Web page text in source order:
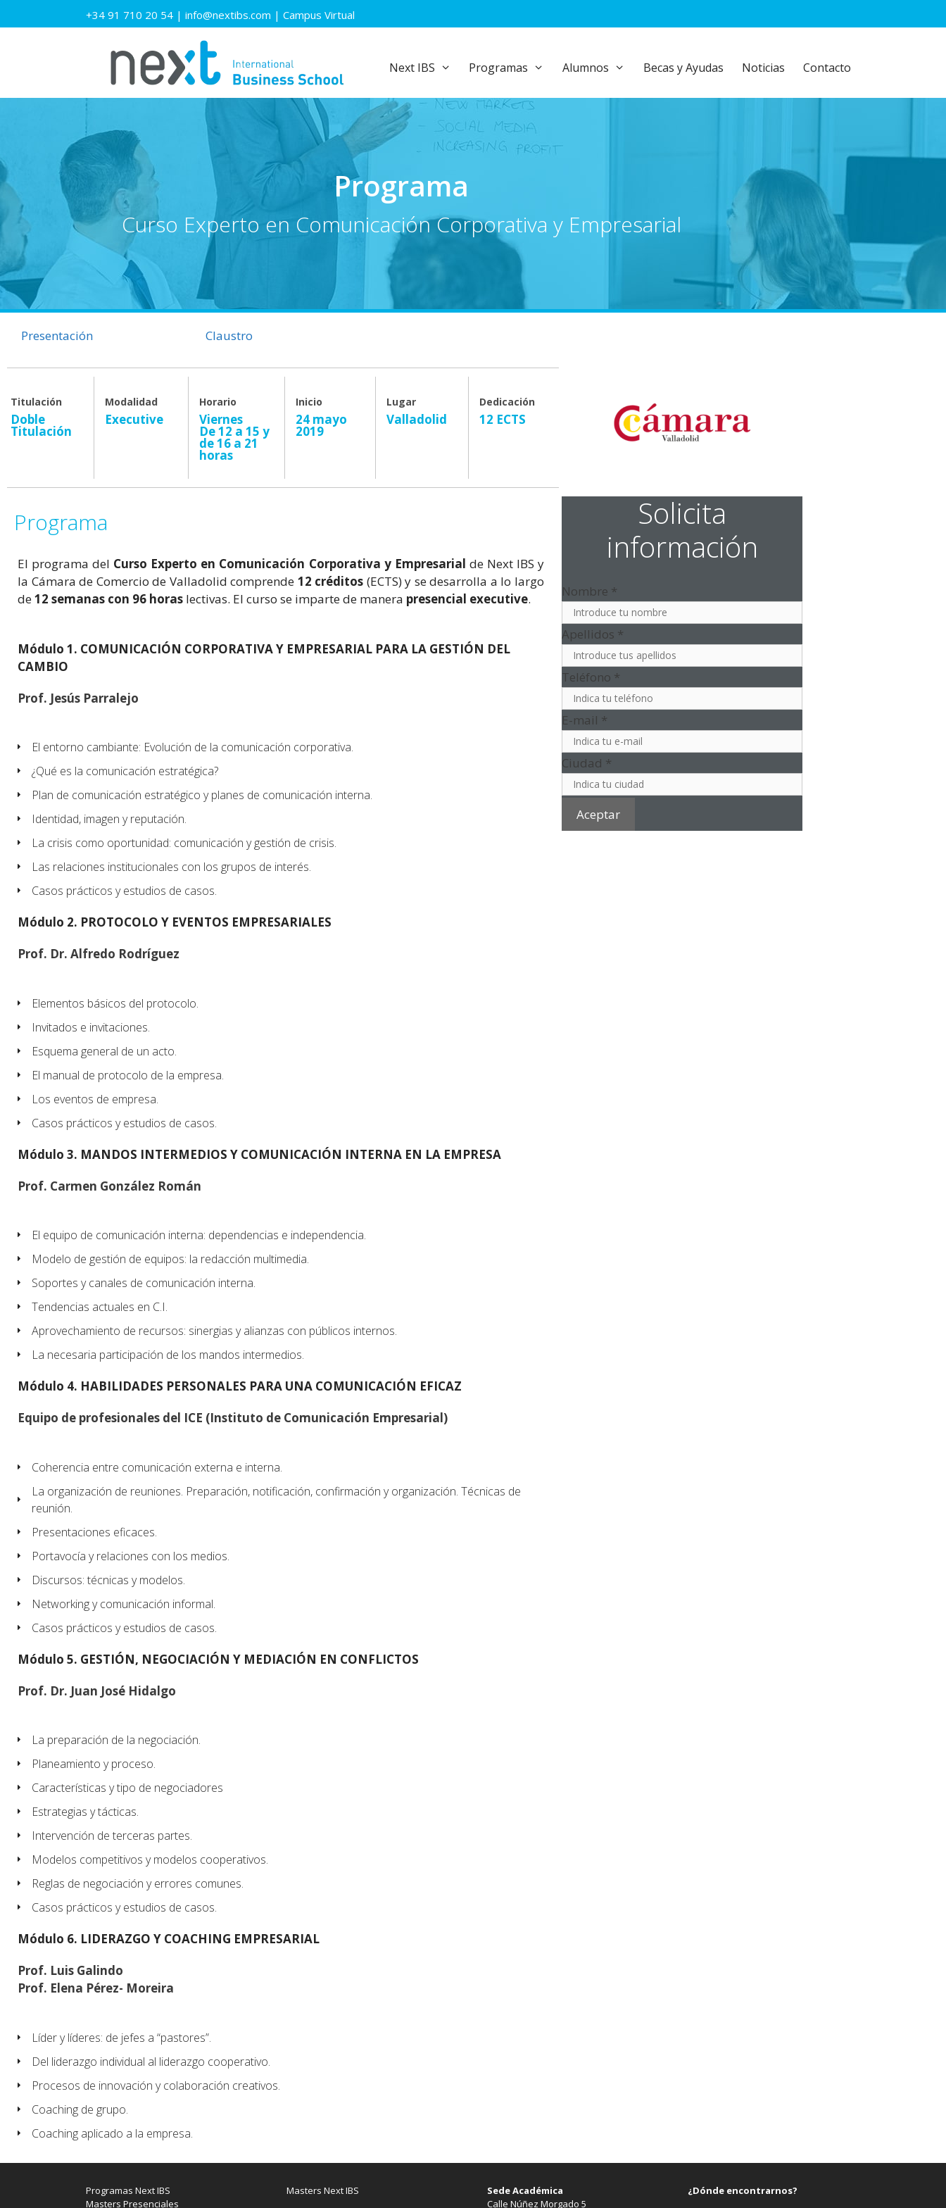
+34 91 710 20 54 | info@nextibs.com | Campus Virtual
Next IBS Programas Alumnos Becas y Ayudas Noticias Contacto
Programa
Curso Experto en Comunicación Corporativa y Empresarial
Presentación Claustro
Titulación
Doble
Titulación
Modalidad
Executive
Horario
Viernes
De 12 a 15 y
de 16 a 21
horas
Inicio
24 mayo
2019
Lugar
Valladolid
Dedicación
12 ECTS
Programa
El programa del Curso Experto en Comunicación Corporativa y Empresarial de Next IBS y
la Cámara de Comercio de Valladolid comprende 12 créditos (ECTS) y se desarrolla a lo largo
de 12 semanas con 96 horas lectivas. El curso se imparte de manera presencial executive.
Módulo 1. COMUNICACIÓN CORPORATIVA Y EMPRESARIAL PARA LA GESTIÓN DEL
CAMBIO
Prof. Jesús Parralejo
El entorno cambiante: Evolución de la comunicación corporativa.
¿Qué es la comunicación estratégica?
Plan de comunicación estratégico y planes de comunicación interna.
Identidad, imagen y reputación.
La crisis como oportunidad: comunicación y gestión de crisis.
Las relaciones institucionales con los grupos de interés.
Casos prácticos y estudios de casos.
Módulo 2. PROTOCOLO Y EVENTOS EMPRESARIALES
Prof. Dr. Alfredo Rodríguez
Elementos básicos del protocolo.
Invitados e invitaciones.
Esquema general de un acto.
El manual de protocolo de la empresa.
Los eventos de empresa.
Casos prácticos y estudios de casos.
Módulo 3. MANDOS INTERMEDIOS Y COMUNICACIÓN INTERNA EN LA EMPRESA
Prof. Carmen González Román
El equipo de comunicación interna: dependencias e independencia.
Modelo de gestión de equipos: la redacción multimedia.
Soportes y canales de comunicación interna.
Tendencias actuales en C.I.
Aprovechamiento de recursos: sinergias y alianzas con públicos internos.
La necesaria participación de los mandos intermedios.
Módulo 4. HABILIDADES PERSONALES PARA UNA COMUNICACIÓN EFICAZ
Equipo de profesionales del ICE (Instituto de Comunicación Empresarial)
Coherencia entre comunicación externa e interna.
La organización de reuniones. Preparación, notificación, confirmación y organización. Técnicas de
reunión.
Presentaciones eficaces.
Portavocía y relaciones con los medios.
Discursos: técnicas y modelos.
Networking y comunicación informal.
Casos prácticos y estudios de casos.
Módulo 5. GESTIÓN, NEGOCIACIÓN Y MEDIACIÓN EN CONFLICTOS
Prof. Dr. Juan José Hidalgo
La preparación de la negociación.
Planeamiento y proceso.
Características y tipo de negociadores
Estrategias y tácticas.
Intervención de terceras partes.
Modelos competitivos y modelos cooperativos.
Reglas de negociación y errores comunes.
Casos prácticos y estudios de casos.
Módulo 6. LIDERAZGO Y COACHING EMPRESARIAL
Prof. Luis Galindo
Prof. Elena Pérez- Moreira
Líder y líderes: de jefes a “pastores”.
Del liderazgo individual al liderazgo cooperativo.
Procesos de innovación y colaboración creativos.
Coaching de grupo.
Coaching aplicado a la empresa.
Solicita
información
Nombre *
Apellidos *
Teléfono *
E-mail *
Ciudad *
Programas Next IBS
Masters Presenciales
Masters Next IBS
Sede Académica
Calle Núñez Morgado 5
¿Dónde encontrarnos?